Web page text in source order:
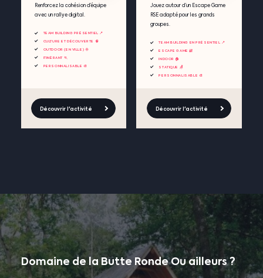
Renforcez la cohésion d’équipe
avec un rallye digital.
TEAM BUILDING PRÉSENTIEL 📍
CULTURE ET DÉCOUVERTE 🧠
OUTDOOR (EN VILLE) 🌞
ITINÉRANT 🏃
PERSONNALISABLE 🎨
Découvrir l'activité
Jouez autour d’un Escape Game
RSE adapté pour les grands
groupes.
TEAM BUILDING EN PRÉSENTIEL 📍
ESCAPE GAME 🔐
INDOOR 🏠
STATIQUE 🪑
PERSONNALISABLE 🎨
Découvrir l'activité
Domaine de la Butte RondeOu ailleurs ?